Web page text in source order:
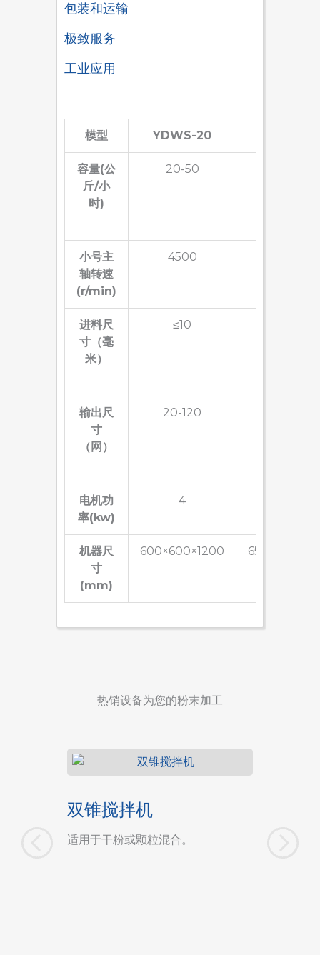
包装和运输
极致服务
工业应用
模型 YDWS-20
容量(公
斤/小
时)
20-50
小号主
轴转速
(r/min)
4500
进料尺
寸 （毫
米）
≤10
输出尺
寸
（网）
20-120
电机功
率(kw)
4
机器尺
寸
(mm)
600×600×1200
热销设备为您的粉末加工
双锥搅拌机
适用于干粉或颗粒混合。